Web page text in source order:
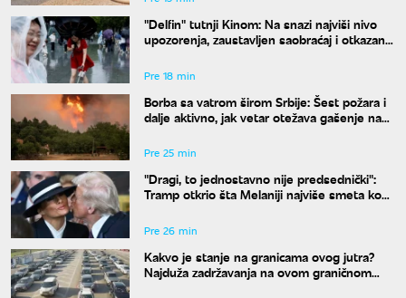
"Delfin" tutnji Kinom: Na snazi najviši nivo
upozorenja, zaustavljen saobraćaj i otkazani
Pre 18 min
Borba sa vatrom širom Srbije: Šest požara i
dalje aktivno, jak vetar otežava gašenje na
Pre 25 min
"Dragi, to jednostavno nije predsednički":
Tramp otkrio šta Melaniji najviše smeta kod
Pre 26 min
Kakvo je stanje na granicama ovog jutra?
Najduža zadržavanja na ovom graničnom